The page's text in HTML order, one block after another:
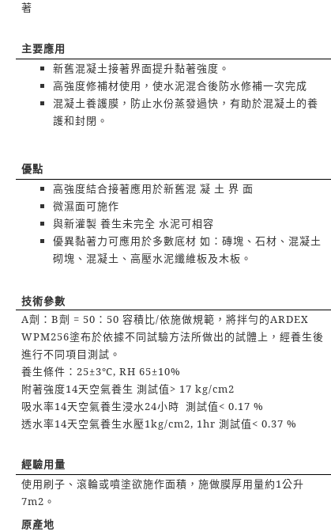
著
主要應用
新舊混凝土接著界面提升黏著強度。
高強度修補材使用，使水泥混合後防水修補一次完成
混凝土養護膜，防止水份蒸發過快，有助於混凝土的養
護和封閉。
優點
高強度結合接著應用於新舊混 凝 土 界 面
微濕面可施作
與新灌製 養生未完全 水泥可相容
優異黏著力可應用於多數底材 如：磚塊、石材、混凝土
砌塊、混凝土、高壓水泥纖維板及木板。
技術參數
A劑： B劑 = 50 ： 50 容積比/依施做規範，將拌勻的ARDEX
WPM256塗布於依據不同試驗方法所做出的試體上，經養生後
進行不同項目測試。
養生條件： 25±3℃, RH 65±10%
附著強度14天空氣養生 測試值> 17 kg/cm2
吸水率14天空氣養生浸水24小時 測試值< 0.17 %
透水率14天空氣養生水壓1kg/cm2, 1hr 測試值< 0.37 %
經驗用量
使用刷子、滾輪或噴塗欲施作面積，施做膜厚用量約1公升
7m2 。
原產地